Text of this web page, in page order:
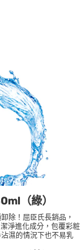
（綠）
除！屈臣氏長銷品，
淨進化成分，包覆彩粧
濕的情況下也不易乳